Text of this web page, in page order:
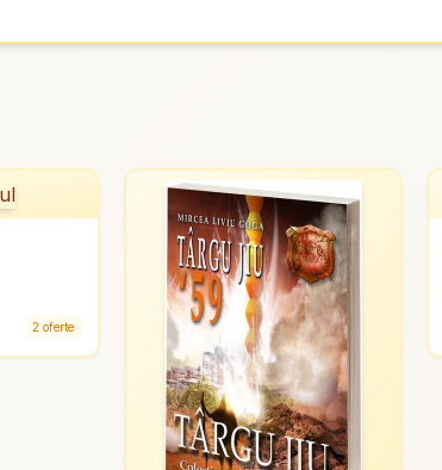
2 oferte